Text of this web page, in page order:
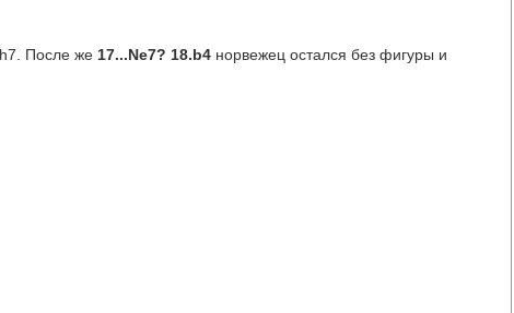
После же 17...Ne7? 18.b4 норвежец остался без фигуры и